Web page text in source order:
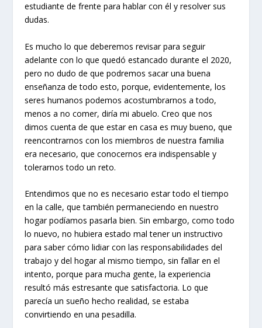
estudiante de frente para hablar con él y resolver sus
dudas.
Es mucho lo que deberemos revisar para seguir
adelante con lo que quedó estancado durante el 2020,
pero no dudo de que podremos sacar una buena
enseñanza de todo esto, porque, evidentemente, los
seres humanos podemos acostumbrarnos a todo,
menos a no comer, diría mi abuelo. Creo que nos
dimos cuenta de que estar en casa es muy bueno, que
reencontrarnos con los miembros de nuestra familia
era necesario, que conocernos era indispensable y
tolerarnos todo un reto.
Entendimos que no es necesario estar todo el tiempo
en la calle, que también permaneciendo en nuestro
hogar podíamos pasarla bien. Sin embargo, como todo
lo nuevo, no hubiera estado mal tener un instructivo
para saber cómo lidiar con las responsabilidades del
trabajo y del hogar al mismo tiempo, sin fallar en el
intento, porque para mucha gente, la experiencia
resultó más estresante que satisfactoria. Lo que
parecía un sueño hecho realidad, se estaba
convirtiendo en una pesadilla.